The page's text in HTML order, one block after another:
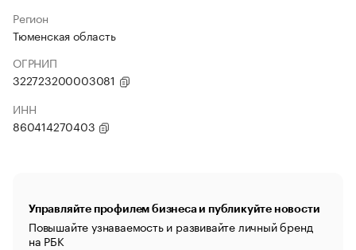
Регион
Тюменская область
ОГРНИП
322723200003081
ИНН
860414270403
Управляйте профилем бизнеса и публикуйте новости
Повышайте узнаваемость и развивайте личный бренд
на РБК